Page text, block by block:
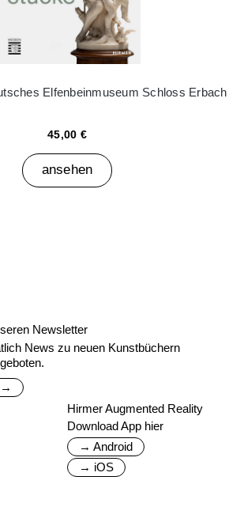
Elfenbeinmuseum Schloss Erbach
45,00 €
ansehen
Newsletter
News zu neuen Kunstbüchern
→
Hirmer Augmented Reality
Download App hier
→ Android
→ iOS